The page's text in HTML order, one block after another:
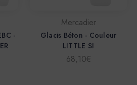
-
Mercadier
Glacis Béton - Couleur
LITTLE SI
68,10€